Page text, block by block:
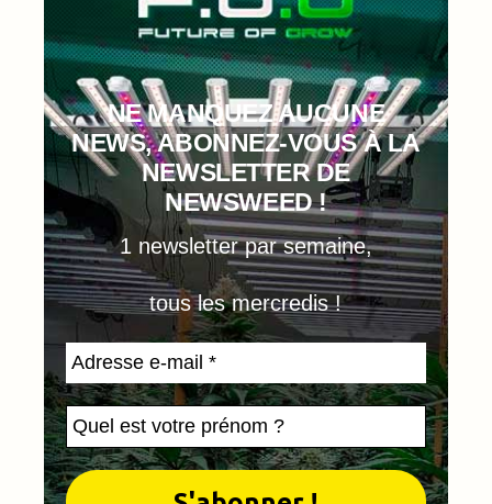
NE MANQUEZ AUCUNE
NEWS, ABONNEZ-VOUS À LA
NEWSLETTER DE
NEWSWEED !
1 newsletter par semaine,
tous les mercredis !